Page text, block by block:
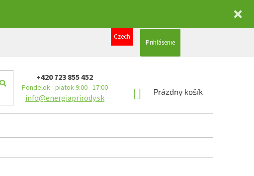
Czech
Prihlásenie
+420 723 855 452
Pondelok - piatok 9:00 - 17:00
info@energiaprirody.sk
NÁKUPNÝ
Prázdny košík